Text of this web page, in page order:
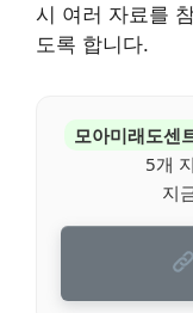
시 여러 자료를
도록 합니다.
모아미래도센
5개
지